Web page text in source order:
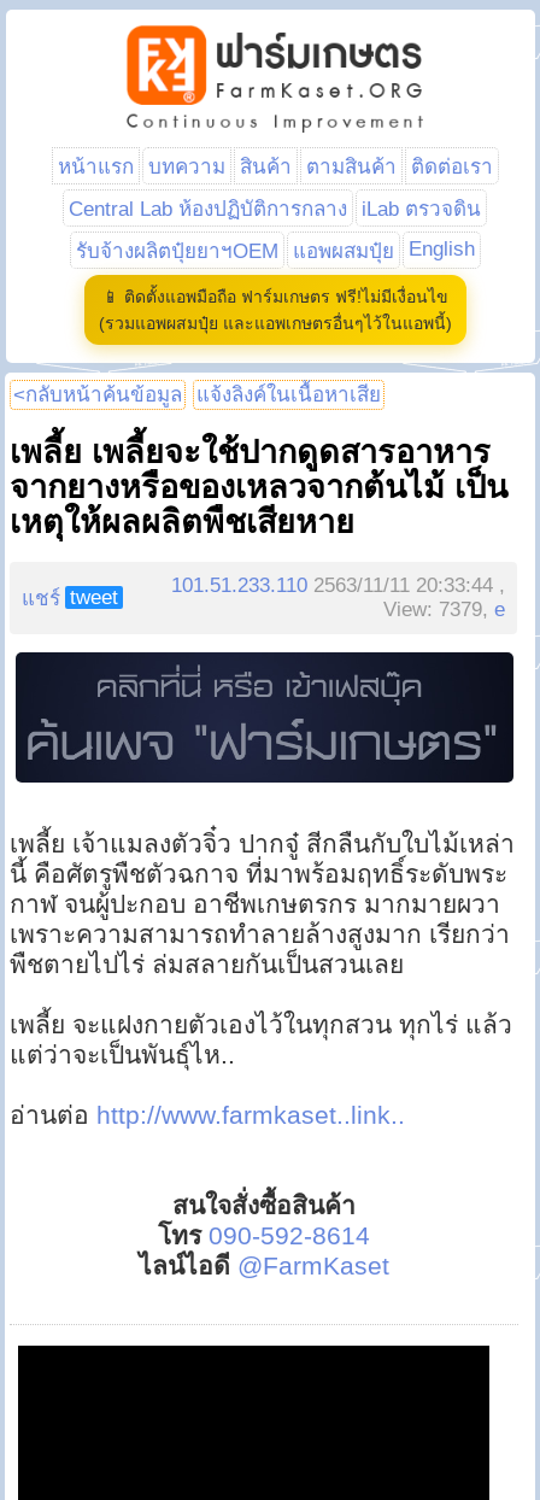
หน้าแรก บทความ สินค้า ตามสินค้า
ติดต่อเรา
Central Lab ห้องปฏิบัติการกลาง
iLab ตรวจดิน
รับจ้างผลิตปุ๋ยยาฯOEM
แอพผสมปุ๋ย English
📱 ติดตั้งแอพมือถือ ฟาร์มเกษตร ฟรี!ไม่มีเงื่อนไข
(รวมแอพผสมปุ๋ย และแอพเกษตรอื่นๆไว้ในแอพนี้)
<กลับหน้าค้นข้อมูล แจ้งลิงค์ในเนื้อหาเสีย
เพลี้ย เพลี้ยจะใช้ปากดูดสารอาหาร
จากยางหรือของเหลวจากต้นไม้ เป็น
เหตุให้ผลผลิตพืชเสียหาย
แชร์ tweet
101.51.233.110 2563/11/11 20:33:44 ,
View: 7379,e
เพลี้ย เจ้าแมลงตัวจิ๋ว ปากจู๋ สีกลืนกับใบไม้เหล่า
นี้ คือศัตรูพืชตัวฉกาจ ที่มาพร้อมฤทธิ์ระดับพระ
กาฬ จนผู้ปะกอบ อาชีพเกษตรกร มากมายผวา
เพราะความสามารถทำลายล้างสูงมาก เรียกว่า
พืชตายไปไร่ ล่มสลายกันเป็นสวนเลย
เพลี้ย จะแฝงกายตัวเองไว้ในทุกสวน ทุกไร่ แล้ว
แต่ว่าจะเป็นพันธุ์ไห..
อ่านต่อ http://www.farmkaset..link..
สนใจสั่งซื้อสินค้า
โทร 090-592-8614
ไลน์ไอดี @FarmKaset